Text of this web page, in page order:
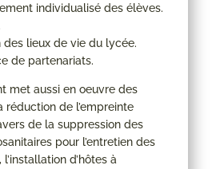
individualisé des élèves.
des lieux de vie du lycée.
de partenariats.
met aussi en oeuvre des
réduction de l’empreinte
de la suppression des
pour l’entretien des
d’hôtes à